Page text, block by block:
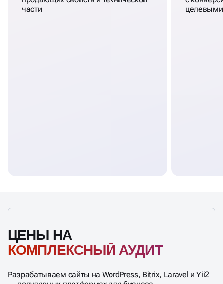
Делаем детальную проработку
продающих свойств и технической
Работаем
с
ЦЕНЫ НА